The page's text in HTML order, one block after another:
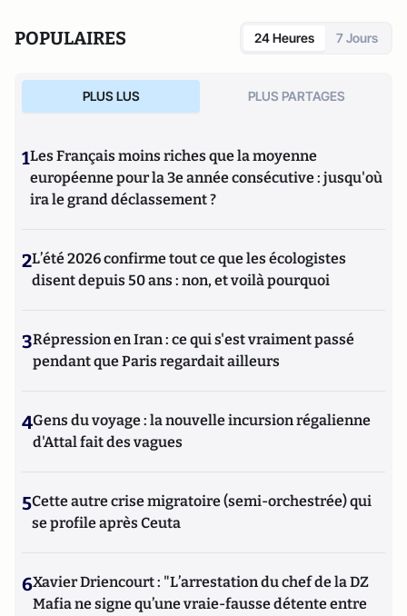
POPULAIRES 24 Heures 7 Jours
PLUS LUS PLUS PARTAGES
1Les Français moins riches que la moyenne
européenne pour la 3e année consécutive : jusqu'où
ira le grand déclassement ?
2L’été 2026 confirme tout ce que les écologistes
disent depuis 50 ans : non, et voilà pourquoi
3Répression en Iran : ce qui s'est vraiment passé
pendant que Paris regardait ailleurs
4Gens du voyage : la nouvelle incursion régalienne
d'Attal fait des vagues
5Cette autre crise migratoire (semi-orchestrée) qui
se profile après Ceuta
6Xavier Driencourt : "L’arrestation du chef de la DZ
Mafia ne signe qu’une vraie-fausse détente entre